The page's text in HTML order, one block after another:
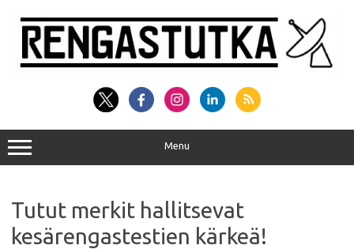
content
Menu
Tutut merkit hallitsevat
kesärengastestien kärkeä!